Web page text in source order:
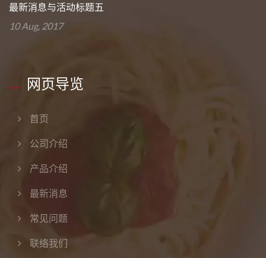
最新消息与活动标题五
10 Aug, 2017
网页导览
首页
公司介绍
产品介绍
最新消息
常见问题
联络我们